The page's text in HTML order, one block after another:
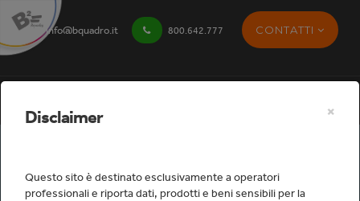
info@bquadro.it 800.642.777 CONTATTI
Disclaimer ×
Questo sito è destinato esclusivamente a operatori
professionali e riporta dati, prodotti e beni sensibili per la